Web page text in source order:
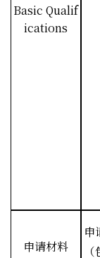
Basic Qualif
ications
申请材料
申